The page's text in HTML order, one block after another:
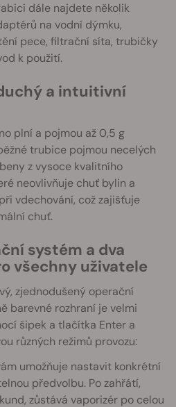
dále najdete několik
na vodní dýmku,
pece, filtrační síta, trubičky
k použití.
a intuitivní
plní a pojmou až 0,5 g
trubice pojmou necelých
z vysoce kvalitního
neovlivňuje chuť bylin a
vdechování, což zajišťuje
chuť.
systém a dva
všechny uživatele
zjednodušený operační
barevné rozhraní je velmi
šipek a tlačítka Enter a
různých režimů provozu:
umožňuje nastavit konkrétní
předvolbu. Po zahřátí,
zůstává vaporizér po celou